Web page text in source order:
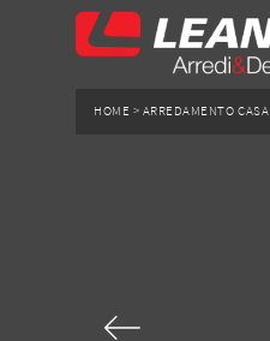
HOME > ARREDAMENTO CASA